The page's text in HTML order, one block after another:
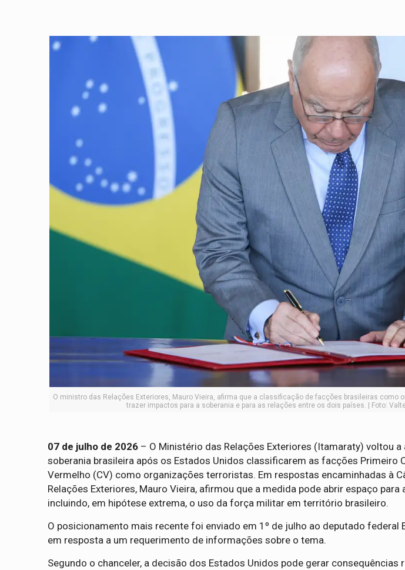
O ministro das Relações Exteriores, Mauro Vieira, afirma que a classificação de facções brasileiras como
trazer impactos para a soberania e para as relações entre os dois países. | Foto:
07 de julho de 2026 – O Ministério das Relações Exteriores (Itamaraty) voltou
soberania brasileira após os Estados Unidos classificarem as facções Primeiro
Vermelho (CV) como organizações terroristas. Em respostas encaminhadas à
Relações Exteriores, Mauro Vieira, afirmou que a medida pode abrir espaço
incluindo, em hipótese extrema, o uso da força militar em território brasileiro.
O posicionamento mais recente foi enviado em 1º de julho ao deputado federal
em resposta a um requerimento de informações sobre o tema.
Segundo o chanceler, a decisão dos Estados Unidos pode gerar consequências